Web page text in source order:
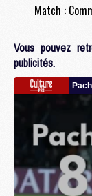
Match :
Vous pouvez
publicités.